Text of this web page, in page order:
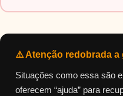
⚠️ Atenção redobrada a
Situações como essa são
oferecem “ajuda” para